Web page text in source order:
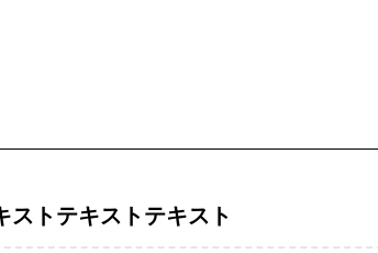
ストテキストテキスト